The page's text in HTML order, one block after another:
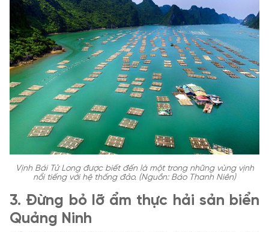
Vịnh Bái Tử Long được biết đến là một trong những vùng vịnh
nổi tiếng với hệ thống đảo. (Nguồn: Báo Thanh Niên)
3. Đừng bỏ lỡ ẩm thực hải sản biển
Quảng Ninh